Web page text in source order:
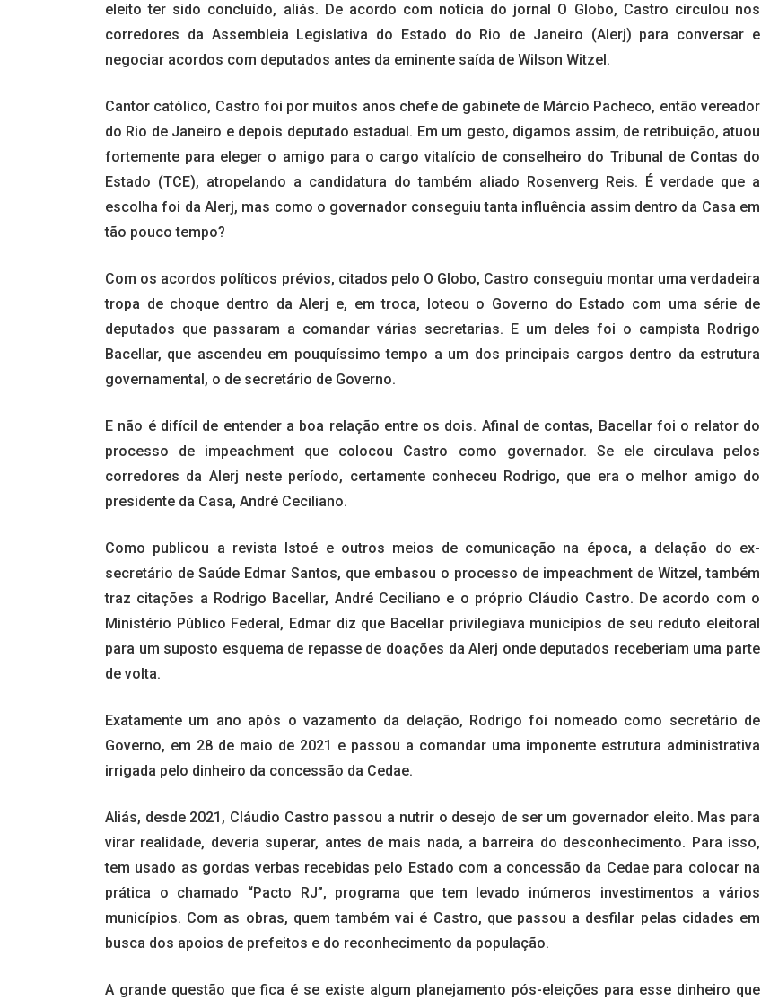
eleito ter sido concluído, aliás. De acordo com notícia do jornal O Globo, Castro circulou nos
corredores da Assembleia Legislativa do Estado do Rio de Janeiro (Alerj) para conversar e
negociar acordos com deputados antes da eminente saída de Wilson Witzel.
Cantor católico, Castro foi por muitos anos chefe de gabinete de Márcio Pacheco, então vereador
do Rio de Janeiro e depois deputado estadual. Em um gesto, digamos assim, de retribuição, atuou
fortemente para eleger o amigo para o cargo vitalício de conselheiro do Tribunal de Contas do
Estado (TCE), atropelando a candidatura do também aliado Rosenverg Reis. É verdade que a
escolha foi da Alerj, mas como o governador conseguiu tanta influência assim dentro da Casa em
tão pouco tempo?
Com os acordos políticos prévios, citados pelo O Globo, Castro conseguiu montar uma verdadeira
tropa de choque dentro da Alerj e, em troca, loteou o Governo do Estado com uma série de
deputados que passaram a comandar várias secretarias. E um deles foi o campista Rodrigo
Bacellar, que ascendeu em pouquíssimo tempo a um dos principais cargos dentro da estrutura
governamental, o de secretário de Governo.
E não é difícil de entender a boa relação entre os dois. Afinal de contas, Bacellar foi o relator do
processo de impeachment que colocou Castro como governador. Se ele circulava pelos
corredores da Alerj neste período, certamente conheceu Rodrigo, que era o melhor amigo do
presidente da Casa, André Ceciliano.
Como publicou a revista Istoé e outros meios de comunicação na época, a delação do ex-
secretário de Saúde Edmar Santos, que embasou o processo de impeachment de Witzel, também
traz citações a Rodrigo Bacellar, André Ceciliano e o próprio Cláudio Castro. De acordo com o
Ministério Público Federal, Edmar diz que Bacellar privilegiava municípios de seu reduto eleitoral
para um suposto esquema de repasse de doações da Alerj onde deputados receberiam uma parte
de volta.
Exatamente um ano após o vazamento da delação, Rodrigo foi nomeado como secretário de
Governo, em 28 de maio de 2021 e passou a comandar uma imponente estrutura administrativa
irrigada pelo dinheiro da concessão da Cedae.
Aliás, desde 2021, Cláudio Castro passou a nutrir o desejo de ser um governador eleito. Mas para
virar realidade, deveria superar, antes de mais nada, a barreira do desconhecimento. Para isso,
tem usado as gordas verbas recebidas pelo Estado com a concessão da Cedae para colocar na
prática o chamado “Pacto RJ”, programa que tem levado inúmeros investimentos a vários
municípios. Com as obras, quem também vai é Castro, que passou a desfilar pelas cidades em
busca dos apoios de prefeitos e do reconhecimento da população.
A grande questão que fica é se existe algum planejamento pós-eleições para esse dinheiro que